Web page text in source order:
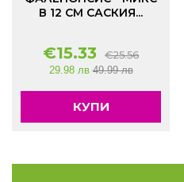
В 12 СМ САСКИЯ...
€15.33 €25.56
29.98 лв 49.99 лв
КУПИ